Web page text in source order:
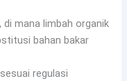
mana limbah organik
bahan bakar
regulasi